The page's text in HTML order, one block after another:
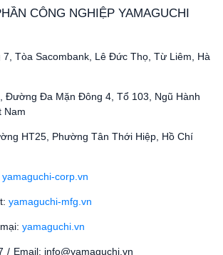
CÔNG NGHIỆP YAMAGUCHI
7, Tòa Sacombank, Lê Đức Thọ, Từ Liêm, Hà
Đường Đa Mặn Đông 4, Tổ 103, Ngũ Hành
Nam
HT25, Phường Tân Thới Hiệp, Hồ Chí
yamaguchi-corp.vn
yamaguchi-mfg.vn
yamaguchi.vn
/ Email: info@yamaguchi.vn